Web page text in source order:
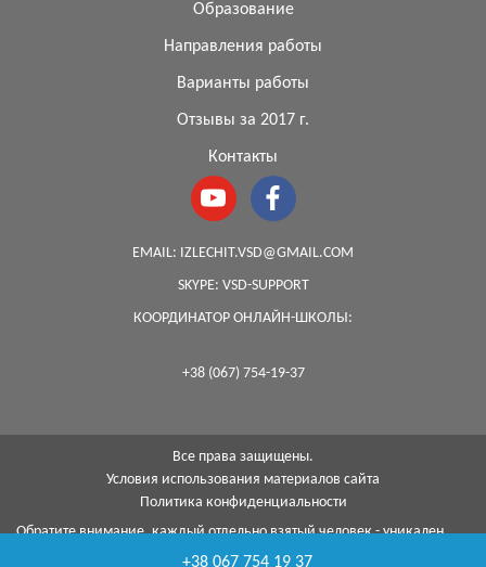
Образование
Направления работы
Варианты работы
Отзывы за 2017 г.
Контакты
EMAIL: IZLECHIT.VSD@GMAIL.COM
SKYPE: VSD-SUPPORT
КООРДИНАТОР ОНЛАЙН-ШКОЛЫ:
+38 (067) 754-19-37
Все права защищены.
Условия использования материалов сайта
Политика конфиденциальности
Обратите внимание, каждый отдельно взятый человек - уникален,
помощью моей методики я смогу помочь каждому...
+38 067 754 19 37